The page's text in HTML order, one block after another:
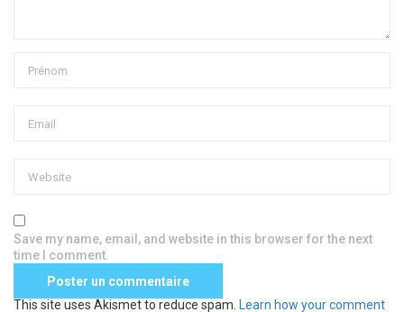
Save my name, email, and website in this browser for the next
time I comment.
This site uses Akismet to reduce spam.
Learn how your comment